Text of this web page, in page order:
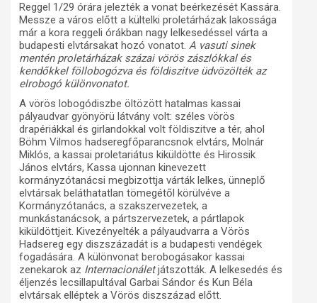
Reggel 1/29 órára jelezték a vonat beérkezését Kassára.
Messze a város előtt a kültelki proletárházak lakossága
már a kora reggeli órákban nagy lelkesedéssel várta a
budapesti elvtársakat hozó vonatot. A vasuti sinek
mentén proletárházak százai vörös zászlókkal és
kendőkkel föllobogózva és földiszitve üdvözölték az
elrobogó különvonatot.
A vörös lobogódiszbe öltözött hatalmas kassai
pályaudvar gyönyörü látvány volt: széles vörös
drapériákkal és girlandokkal volt földiszitve a tér, ahol
Böhm Vilmos hadseregfőparancsnok elvtárs, Molnár
Miklós, a kassai proletariátus kiküldötte és Hirossik
János elvtárs, Kassa ujonnan kinevezett
kormányzótanácsi megbizottja várták lelkes, ünneplő
elvtársak beláthatatlan tömegétől körülvéve a
Kormányzótanács, a szakszervezetek, a
munkástanácsok, a pártszervezetek, a pártlapok
kiküldöttjeit. Kivezényelték a pályaudvarra a Vörös
Hadsereg egy diszszázadát is a budapesti vendégek
fogadására. A különvonat berobogásakor kassai
zenekarok az Internacionáletjátszották. A lelkesedés és
éljenzés lecsillapultával Garbai Sándor és Kun Béla
elvtársak elléptek a Vörös diszszázad előtt.